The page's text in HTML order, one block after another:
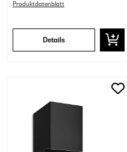
Produktdatenblatt
Details